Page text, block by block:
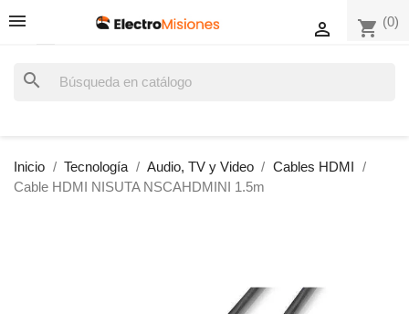
shopping_cart (0)

search
Inicio Tecnología Audio, TV y Video
Cables HDMI
Cable HDMI NISUTA NSCAHDMINI 1.5m